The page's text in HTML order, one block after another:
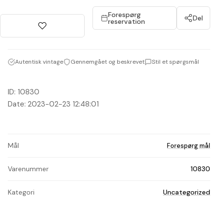
ID: 10830
Date: 2023-02-23 12:48:01
Mål Forespørg mål
Varenummer 10830
Kategori Uncategorized
Forespørg
reservation Del
Autentisk vintage Gennemgået og beskrevet Stil et spørgsmål